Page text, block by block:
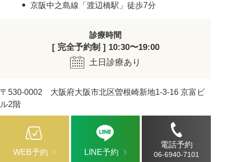
京阪中之島線「渡辺橋駅」徒歩7分
診療時間
[ 完全予約制 ] 10:30〜19:00
土日診療あり
〒530-0002 大阪府大阪市北区曽根崎新地1-3-16 京富ビ
ル2階
WEB予約 LINE予約
電話予約
06-6940-7101